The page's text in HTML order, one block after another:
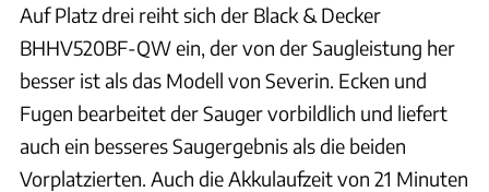
Auf Platz drei reiht sich der Black & Decker
BHHV520BF-QW ein, der von der Saugleistung her
besser ist als das Modell von Severin. Ecken und
Fugen bearbeitet der Sauger vorbildlich und liefert
auch ein besseres Saugergebnis als die beiden
Vorplatzierten. Auch die Akkulaufzeit von 21 Minuten